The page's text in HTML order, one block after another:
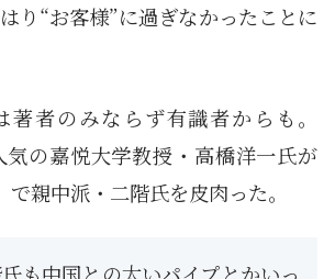
り“お客様”に過ぎなかったことに
著者のみならず有識者からも。
の嘉悦大学教授・高橋洋一氏が
親中派・二階氏を皮肉った。
も中国との太いパイプとかいっ